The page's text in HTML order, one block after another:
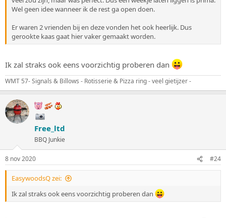
Wel geen idee wanneer ik de rest ga open doen.
Er waren 2 vrienden bij en deze vonden het ook heerlijk. Dus
gerookte kaas gaat hier vaker gemaakt worden.
Ik zal straks ook eens voorzichtig proberen dan
WMT 57- Signals & Billows - Rotisserie & Pizza ring - veel gietijzer -
Free_ltd
BBQ Junkie
8 nov 2020 #24
EasywoodsQ zei:
Ik zal straks ook eens voorzichtig proberen dan